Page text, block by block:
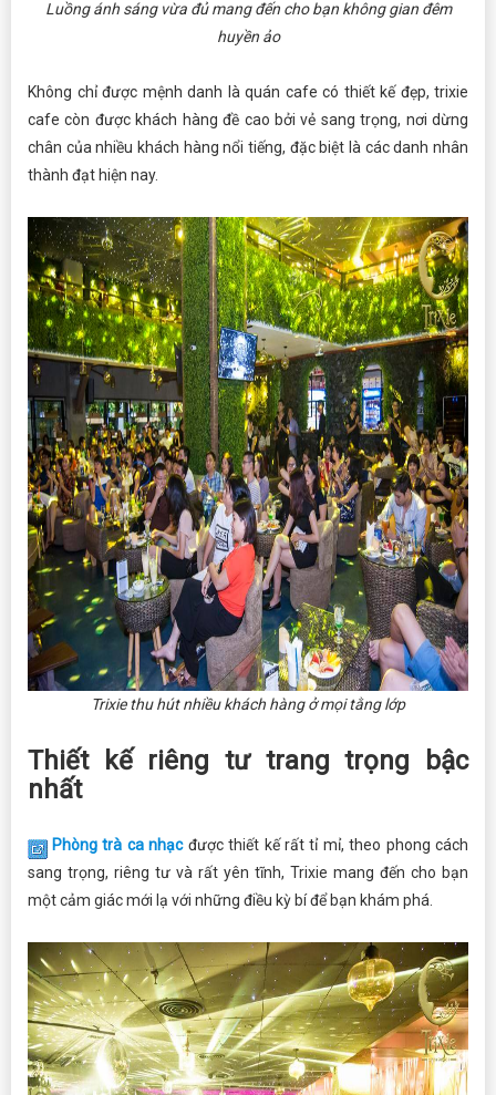
Luồng ánh sáng vừa đủ mang đến cho bạn không gian đêm
huyền ảo
Không chỉ được mệnh danh là quán cafe có thiết kế đẹp, trixie
cafe còn được khách hàng đề cao bởi vẻ sang trọng, nơi dừng
chân của nhiều khách hàng nổi tiếng, đặc biệt là các danh nhân
thành đạt hiện nay.
Trixie thu hút nhiều khách hàng ở mọi tằng lớp
Thiết kế riêng tư trang trọng bậc
nhất
Phòng trà ca nhạcđược thiết kế rất tỉ mỉ, theo phong cách
sang trọng, riêng tư và rất yên tĩnh, Trixie mang đến cho bạn
một cảm giác mới lạ với những điều kỳ bí để bạn khám phá.